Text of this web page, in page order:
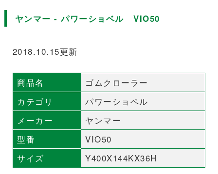
ヤンマー - パワーショベル VIO50
2018.10.15更新
商品名
ゴムクローラー
カテゴリ
パワーショベル
メーカー
ヤンマー
型番
VIO50
サイズ
Y400X144KX36H